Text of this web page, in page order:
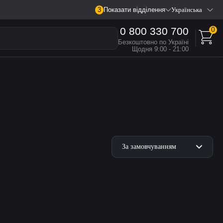
3 Показати відділення Українська
0 800 330 700
Безкоштовно по Україні
Щодня 9:00 - 21:00
0